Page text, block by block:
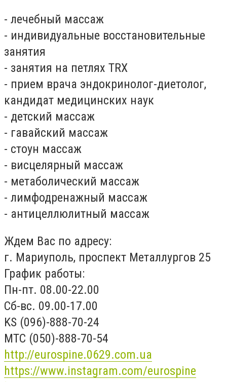
- лечебный массаж
- индивидуальные восстановительные
занятия
- занятия на петлях TRX
- прием врача эндокринолог-диетолог,
кандидат медицинских наук
- детский массаж
- гавайский массаж
- стоун массаж
- висцелярный массаж
- метаболический массаж
- лимфодренажный массаж
- антицеллюлитный массаж
Ждем Вас по адресу:
г. Мариуполь, проспект Металлургов 25
График работы:
Пн-пт. 08.00-22.00
Сб-вс. 09.00-17.00
KS (096)-888-70-24
MTC (050)-888-70-54
http://eurospine.0629.com.ua
https://www.instagram.com/eurospine